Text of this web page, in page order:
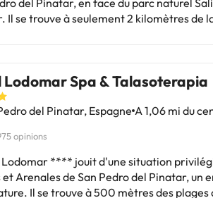
del Pinatar, en face du parc naturel
Il se trouve à seulement 2 kilomètres de
Wi-Fi, de la climatisation, du
salle de bains avec douche ou baignoire,
fantastiques : Villananitos (Mar Menor) et
de San Javier se trouve à 15 kilomètres.
Lodomar Spa & Talasoterapia
del Pinatar, Espagne A 1,06 mi du
opinions
**** jouit d'une situation
et Arenales de San Pedro del Pinatar, un
Il se trouve à 500 mètres des